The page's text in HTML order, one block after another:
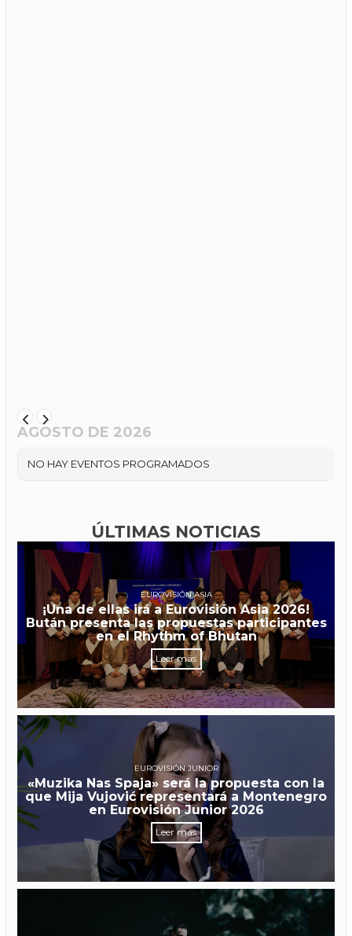
AGOSTO DE 2026
NO HAY EVENTOS PROGRAMADOS
ÚLTIMAS NOTICIAS
EUROVISIÓN ASIA
¡Una de ellas irá a Eurovisión Asia 2026!
Bután presenta las propuestas participantes
en el Rhythm of Bhutan
Leer más
EUROVISIÓN JUNIOR
«Muzika Nas Spaja» será la propuesta con la
que Mija Vujović representará a Montenegro
en Eurovisión Junior 2026
Leer más